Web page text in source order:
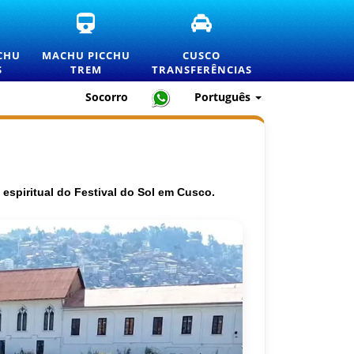
BILHETES
DE
TREM
PARA
MACHU
E
INFORMAÇÕES
MACHU PICCHU
TREM
TRASLADOS
E
SERVIÇOS
DE
TRANSPORTE
PRIVADO
EM
CUSCO
CUSCO
TRANSFERÊNCIAS
Socorro Português
do Festival do Sol em Cusco.